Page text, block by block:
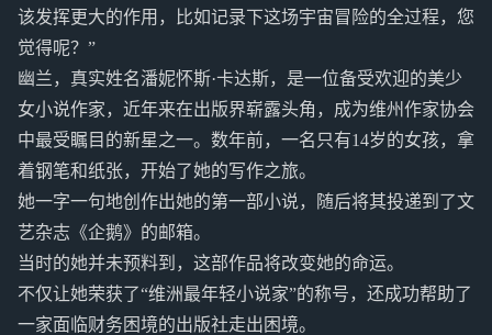
该发挥更大的作用，比如记录下这场宇宙冒险的全过程，您
觉得呢？”
幽兰，真实姓名潘妮怀斯·卡达斯，是一位备受欢迎的美少
女小说作家，近年来在出版界崭露头角，成为维州作家协会
中最受瞩目的新星之一。数年前，一名只有14岁的女孩，拿
着钢笔和纸张，开始了她的写作之旅。
她一字一句地创作出她的第一部小说，随后将其投递到了文
艺杂志《企鹅》的邮箱。
当时的她并未预料到，这部作品将改变她的命运。
不仅让她荣获了“维洲最年轻小说家”的称号，还成功帮助了
一家面临财务困境的出版社走出困境。